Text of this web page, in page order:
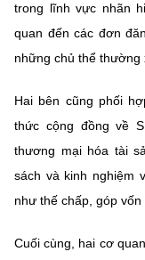
trong lĩnh vực nhãn
quan đến các đơn
những chủ thể thường
Hai bên cũng phối
thức cộng đồng về
thương mại hóa tài
sách và kinh nghiệm
như thế chấp, góp vốn
Cuối cùng, hai cơ